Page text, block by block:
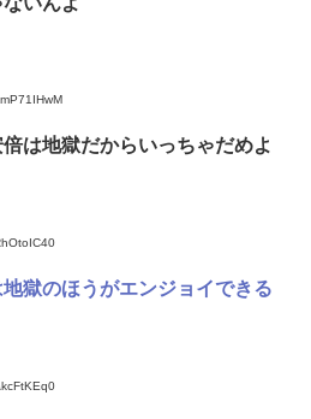
は地獄だからいっちゃだめよ
獄のほうがエンジョイできる